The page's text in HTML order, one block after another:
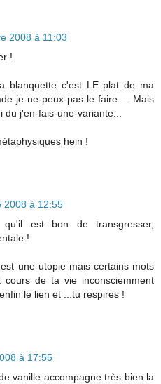
2008 à 11:03
!
blanquette c'est LE plat de ma
je-ne-peux-pas-le faire ... Mais
j'en-fais-une-variante...
hein !
2008 à 12:55
est bon de transgresser,
!
une utopie mais certains mots
cours de ta vie inconsciemment
le lien et ...tu respires !
à 17:55
vanille accompagne très bien la